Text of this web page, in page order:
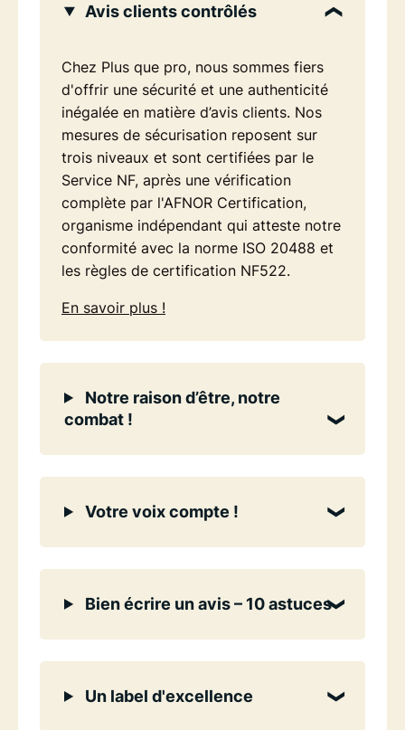
Avis clients contrôlés
Chez Plus que pro, nous sommes fiers
d'offrir une sécurité et une authenticité
inégalée en matière d’avis clients. Nos
mesures de sécurisation reposent sur
trois niveaux et sont certifiées par le
Service NF, après une vérification
complète par l'AFNOR Certification,
organisme indépendant qui atteste notre
conformité avec la norme ISO 20488 et
les règles de certification NF522.
En savoir plus !
Notre raison d’être, notre
combat !
Votre voix compte !
Bien écrire un avis – 10 astuces
Un label d'excellence